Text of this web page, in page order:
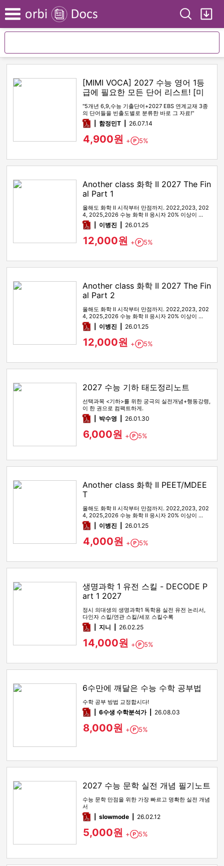
Menu Search
[MIMI VOCA] 2027 수능 영어 1등
급에 필요한 모든 단어 리스트! [미
미보카]
"5개년 6,9,수능 기출단어+2027 EBS 연계교재 3종
의 단어들을 빈출도별로 분류한 바로 그 자료!"
pdf함정민T 26.07.14
4,900원 + Point
5%
Another class 화학 II 2027 The Fin
al Part 1
올해도 화학 II 시작부터 만점까지. 2022,2023, 202
4, 2025,2026 수능 화학 II 응시자 20% 이상이 …
pdf이병진 26.01.25
12,000원 + Point
5%
Another class 화학 II 2027 The Fin
al Part 2
올해도 화학 II 시작부터 만점까지. 2022,2023, 202
4, 2025,2026 수능 화학 II 응시자 20% 이상이 …
pdf이병진 26.01.25
12,000원 + Point
5%
2027 수능 기하 태도정리노트
선택과목 <기하>를 위한 궁극의 실전개념+행동강령,
이 한 권으로 컴팩트하게.
pdf박수영 26.01.30
6,000원 + Point
5%
Another class 화학 II PEET/MDEE
T
올해도 화학 II 시작부터 만점까지. 2022,2023, 202
4, 2025,2026 수능 화학 II 응시자 20% 이상이 …
pdf이병진 26.01.25
4,000원 + Point
5%
생명과학 1 유전 스킬 - DECODE P
art 1 2027
정시 의대생의 생명과학1 독학용 실전 유전 논리서,
다인자 스킬/연관 스킬/세포 스킬수록
pdf지니 26.02.25
14,000원 + Point
5%
6수만에 깨달은 수능 수학 공부법
수학 공부 방법 교정합시다!
pdf6수생 수학분석가 26.08.03
8,000원 + Point
5%
2027 수능 문학 실전 개념 필기노트
수능 문학 만점을 위한 가장 빠르고 명확한 실전 개념
서
pdfslowmode 26.02.12
5,000원 + Point
5%